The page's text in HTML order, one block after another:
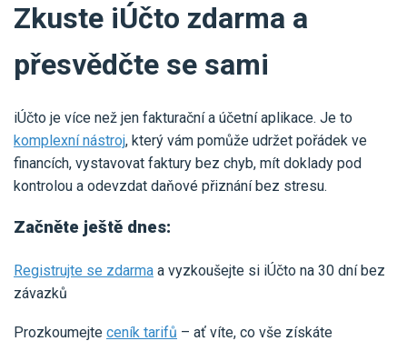
Zkuste iÚčto zdarma a
přesvědčte se sami
iÚčto je více než jen fakturační a účetní aplikace. Je to
komplexní nástroj, který vám pomůže udržet pořádek ve
financích, vystavovat faktury bez chyb, mít doklady pod
kontrolou a odevzdat daňové přiznání bez stresu.
Začněte ještě dnes:
Registrujte se zdarma a vyzkoušejte si iÚčto na 30 dní bez
závazků
Prozkoumejte ceník tarifů – ať víte, co vše získáte